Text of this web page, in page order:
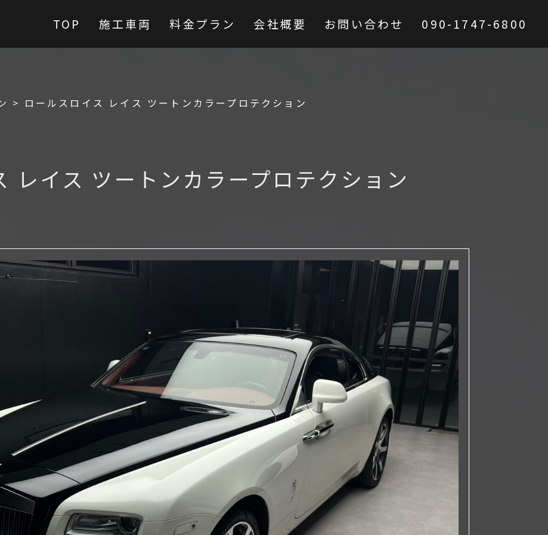
TOP 施工車両 料金プラン 会社概要 お問い合わせ 090-1747-6800
> ロールスロイス レイス ツートンカラープロテクション
レイス ツートンカラープロテクション